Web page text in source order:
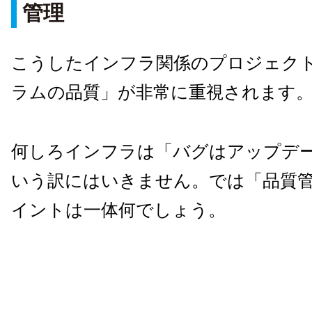
管理
こうしたインフラ関係のプロジェク
ラムの品質」が非常に重視されます
何しろインフラは「バグはアップデ
いう訳にはいきません。では「品質
イントは一体何でしょう。